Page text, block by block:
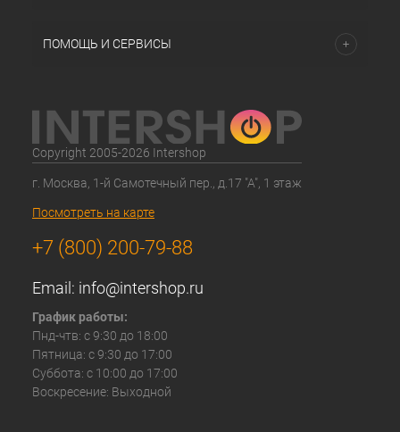
ПОМОЩЬ И СЕРВИСЫ
Copyright 2005-2026 Intershop
г. Москва, 1-й Самотечный пер., д.17 "А", 1 этаж
Посмотреть на карте
+7 (800) 200-79-88
Email: info@intershop.ru
График работы:
Пнд-чтв: с 9:30 до 18:00
Пятница: с 9:30 до 17:00
Суббота: с 10:00 до 17:00
Воскресение: Выходной